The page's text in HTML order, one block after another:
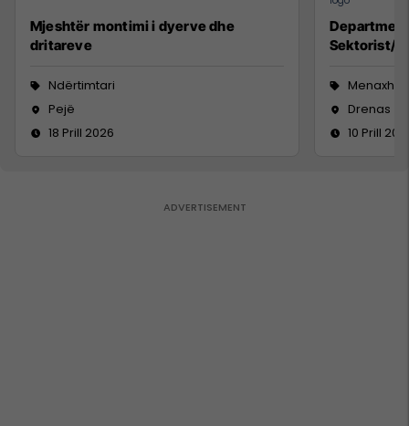
Mjeshtër montimi i dyerve dhe
dritareve
Ndërtimtari
Pejë
18 Prill 2026
Sektorist/
Drenas
10 Prill